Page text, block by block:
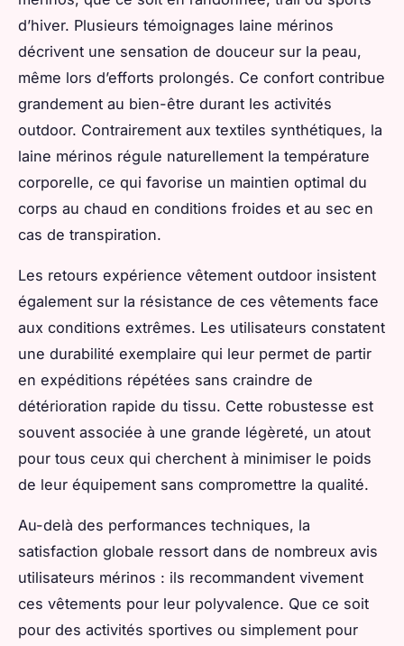
d’hiver. Plusieurs témoignages laine mérinos
décrivent une sensation de douceur sur la peau,
même lors d’efforts prolongés. Ce confort contribue
grandement au bien-être durant les activités
outdoor. Contrairement aux textiles synthétiques, la
laine mérinos régule naturellement la température
corporelle, ce qui favorise un maintien optimal du
corps au chaud en conditions froides et au sec en
cas de transpiration.
Les retours expérience vêtement outdoor insistent
également sur la résistance de ces vêtements face
aux conditions extrêmes. Les utilisateurs constatent
une durabilité exemplaire qui leur permet de partir
en expéditions répétées sans craindre de
détérioration rapide du tissu. Cette robustesse est
souvent associée à une grande légèreté, un atout
pour tous ceux qui cherchent à minimiser le poids
de leur équipement sans compromettre la qualité.
Au-delà des performances techniques, la
satisfaction globale ressort dans de nombreux avis
utilisateurs mérinos : ils recommandent vivement
ces vêtements pour leur polyvalence. Que ce soit
pour des activités sportives ou simplement pour